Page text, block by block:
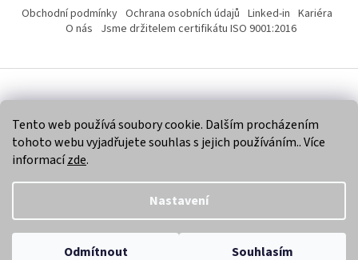
Tento web používá soubory cookie. Dalším procházením
tohoto webu vyjadřujete souhlas s jejich používáním.. Více
informacízde.
Nastavení
Odmítnout Souhlasím
Obchodní podmínky Ochrana osobních údajů Linked-in Kariéra
O nás Jsme držitelem certifikátu ISO 9001:2016
Copyright 2026